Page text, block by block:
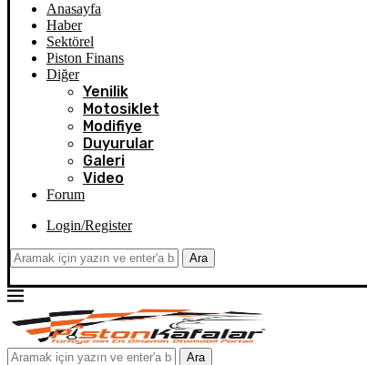
Anasayfa
Haber
Sektörel
Piston Finans
Diğer
Yenilik
Motosiklet
Modifiye
Duyurular
Galeri
Video
Forum
Login/Register
Ara
Ara